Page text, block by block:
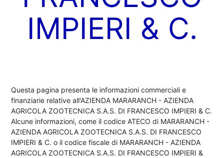
IMPIERI & C.
Questa pagina presenta le informazioni commerciali e
finanziarie relative all'AZIENDA MARARANCH - AZIENDA
AGRICOLA ZOOTECNICA S.A.S. DI FRANCESCO IMPIERI & C.
Alcune informazioni, come il codice ATECO di MARARANCH -
AZIENDA AGRICOLA ZOOTECNICA S.A.S. DI FRANCESCO
IMPIERI & C. o il codice fiscale di MARARANCH - AZIENDA
AGRICOLA ZOOTECNICA S.A.S. DI FRANCESCO IMPIERI &